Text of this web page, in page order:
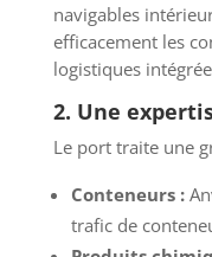
navigables
efficacement les
logistiques
2. Une
Le port traite une
Conteneurs :
trafic de